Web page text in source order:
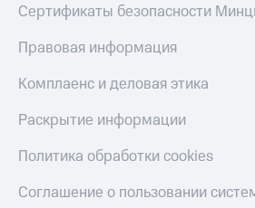
Сертификаты безопасности
Правовая информация
Комплаенс и деловая этика
Раскрытие информации
Политика обработки cookies
Соглашение о пользовании